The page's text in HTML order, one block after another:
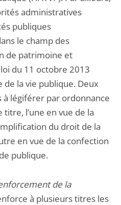
administratives
publiques
le champ des
de patrimoine et
du 11 octobre 2013
de la vie publique. Deux
légiférer par ordonnance
l’une en vue de la
du droit de la
en vue de la confection
publique.
de la
à plusieurs titres les